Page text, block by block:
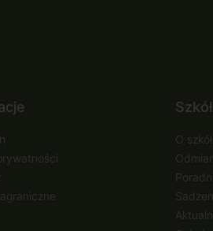
O